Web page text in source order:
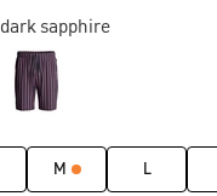
dark sapphire
M L